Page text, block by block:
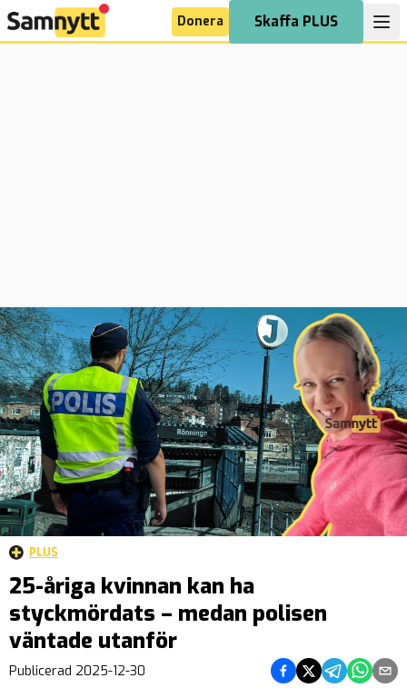
Donera Skaffa PLUS
PLUS
25-åriga kvinnan kan ha
styckmördats – medan polisen
väntade utanför
Publicerad 2025-12-30 Dela på Facebook
Dela på Twitter
Dela påDela på
Dela